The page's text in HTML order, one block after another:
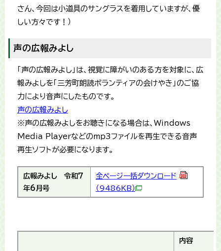
さん、今回は小道具のサングラスを着用していますが、優
しい方々です！）
声の広報みよし
「声の広報みよし」は、視覚に障がいのある方を対象に、広
報みよしを「三芳町朗読ボランティアの会けやき」のご協
力により音声にしたものです。
声の広報みよし
※声の広報みよしをお聴きになる場合は、Windows
Media Playerなどのmp3ファイルを再生できる音声
再生ソフトが必要になります。
広報みよし 令和7
年6月号
全ページ一括ダウンロード
（9486KB）
内容